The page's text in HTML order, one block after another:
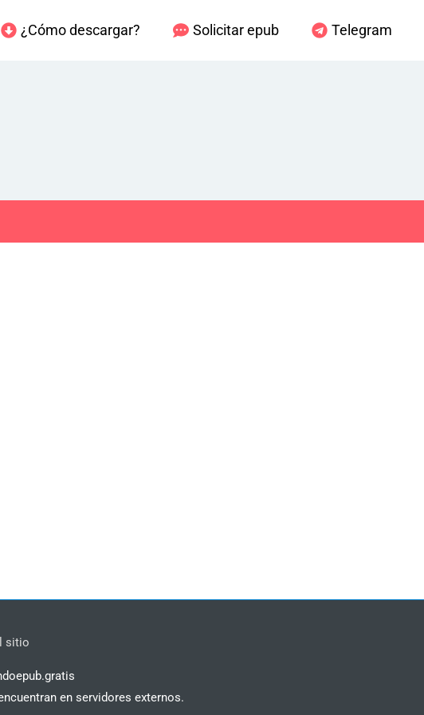
¿Cómo descargar? Solicitar epub Telegram
sitio
en servidores externos.